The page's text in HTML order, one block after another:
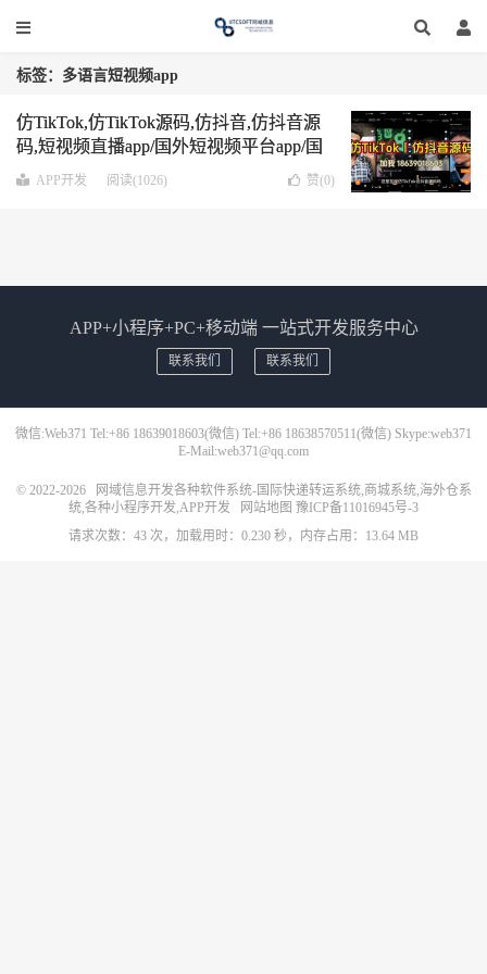
标签：多语言短视频app
仿TikTok,仿TikTok源码,仿抖音,仿抖音源
码,短视频直播app/国外短视频平台app/国
外抖音多语言多货币全开源源码
APP开发 阅读(1026) 赞(0)
APP+小程序+PC+移动端 一站式开发服务中心
联系我们 联系我们
微信:Web371 Tel:+86 18639018603(微信) Tel:+86 18638570511(微信) Skype:web371
E-Mail:web371@qq.com
© 2022-2026
网域信息开发各种软件系统-国际快递转运系统,商城系统,海外仓系
统,各种小程序开发,APP开发
网站地图 豫ICP备11016945号-3
请求次数：43 次，加载用时：0.230 秒，内存占用：13.64 MB